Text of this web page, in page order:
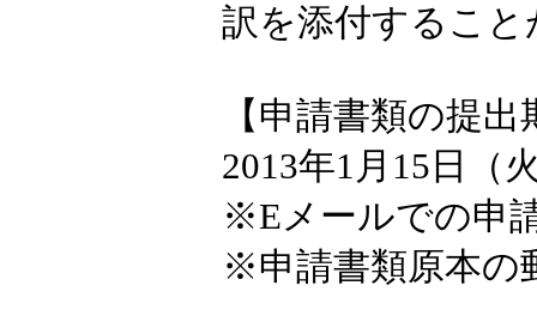
訳を添付するこ
【申請書類の提出
2013年1月15日（
※Eメールでの申
※申請書類原本の